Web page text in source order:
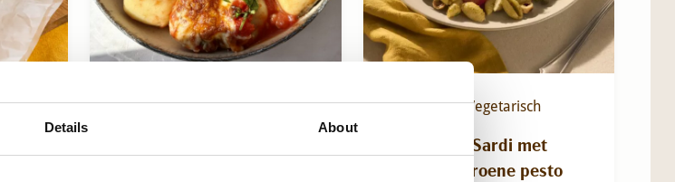
Details About
35 mins Vegetarisch 15 mins Vegetarisch
Gnocchetti Sardi met
venkel en groene pesto